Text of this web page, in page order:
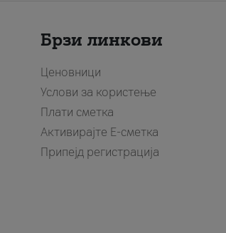
Брзи линкови
Ценовници
Услови за користење
Плати сметка
Активирајте Е-сметка
Припејд регистрација